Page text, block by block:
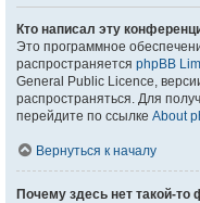
Кто написал эту
Это программное
распространяется phpBB
General Public Licence,
распространяться. Для
перейдите по ссылке About
Вернуться к началу
Почему здесь нет такой-то